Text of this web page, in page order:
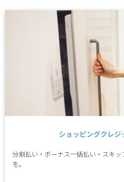
ショッピングクレジ
分割払い・ボーナス一括払い・スキ
を。